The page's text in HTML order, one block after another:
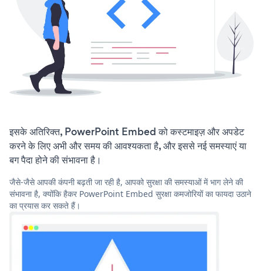
इसके अतिरिक्त, PowerPoint Embed को कस्टमाइज़ और अपडेट
करने के लिए अभी और समय की आवश्यकता है, और इससे नई समस्याएं या
बग पैदा होने की संभावना है।
जैसे-जैसे आपकी कंपनी बढ़ती जा रही है, आपको सुरक्षा की समस्याओं में भाग लेने की
संभावना है, क्योंकि हैकर PowerPoint Embed सुरक्षा कमजोरियों का फायदा उठाने
का प्रयास कर सकते हैं।